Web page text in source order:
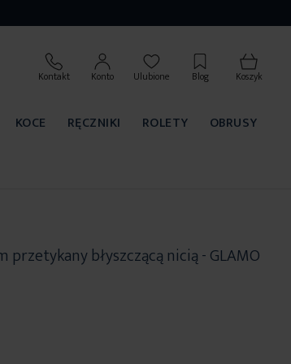
Kontakt Konto Ulubione Blog Koszyk
KOCE RĘCZNIKI ROLETY
OBRUSY
przetykany błyszczącą nicią - GLAMO